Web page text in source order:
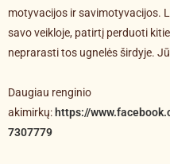
motyvacijos ir savimotyvacijos.
savo veikloje, patirtį perduoti
neprarasti tos ugnelės širdyje.
Daugiau renginio
akimirkų: https://
7307779